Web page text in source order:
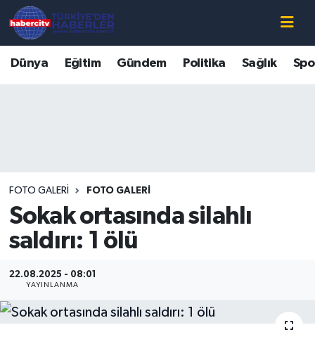
Dünya Eğitim Gündem Politika Sağlık
FOTO GALERI FOTO GALERI
Sokak ortasında silahlı
saldırı: 1 ölü
22.08.2025 - 08:01
YAYINLANMA
Süper Lig Puan Durumu ve Fikstür
Tüm Manşetler
Son Dakika Haberleri
Haber Arşivi